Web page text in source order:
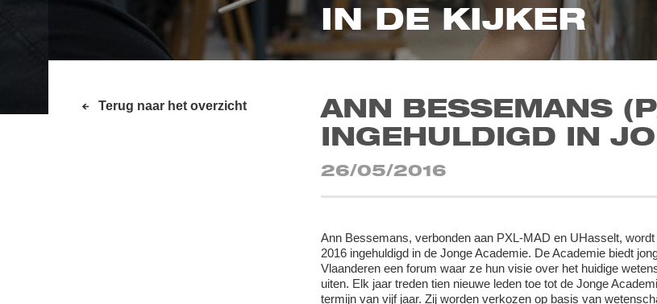
IN DE KIJKER
Terug naar het overzicht
ANN BESSEMANS
INGEHULDIGD IN
26/05/2016
Ann Bessemans, verbonden aan PXL-MAD en UHasselt,
2016 ingehuldigd in de Jonge Academie. De Academie biedt
Vlaanderen een forum waar ze hun visie over het huidige
uiten. Elk jaar treden tien nieuwe leden toe tot de Jonge
termijn van vijf jaar. Zij worden verkozen op basis van